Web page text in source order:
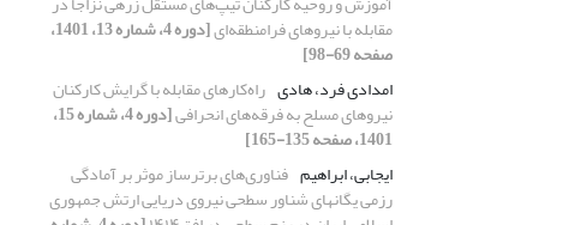
مقابله با نیروهای فرامنطقه‌ای [دوره 4، شماره 13، 1401،
صفحه 69-98]
امدادی فرد، هادی راه‌کارهای مقابله با گرایش کارکنان
نیروهای مسلح به فرقه‌های انحرافی [دوره 4، شماره 15،
1401، صفحه 135-165]
ایجابی، ابراهیم فناوری‌های برترساز موثر بر آمادگی
رزمی یگانهای شناور سطحی نیروی دریایی ارتش جمهوری